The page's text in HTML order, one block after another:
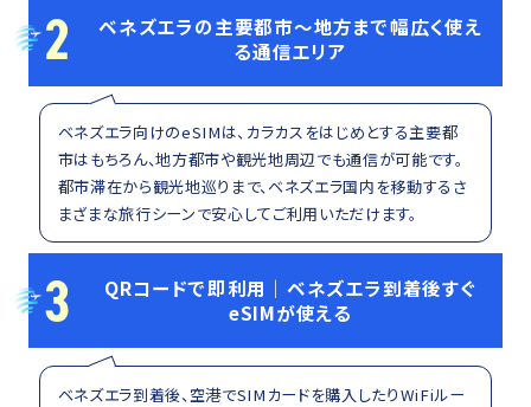
2
ベネズエラの主要都市〜地方まで幅広く使え
る通信エリア
ベネズエラ向けのeSIMは、カラカスをはじめとする主要都
市はもちろん、地方都市や観光地周辺でも通信が可能です。
都市滞在から観光地巡りまで、ベネズエラ国内を移動するさ
まざまな旅行シーンで安心してご利用いただけます。
3
QRコードで即利用｜ベネズエラ到着後すぐ
eSIMが使える
ベネズエラ到着後、空港でSIMカードを購入したりWiFiルー